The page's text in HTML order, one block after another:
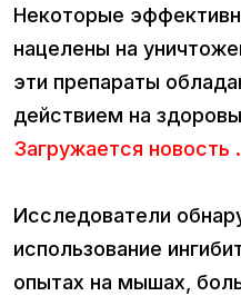
Некоторые
нацелены на
эти препараты
действием на
Загружается новость
Исследователи
использование
опытах на мышах,